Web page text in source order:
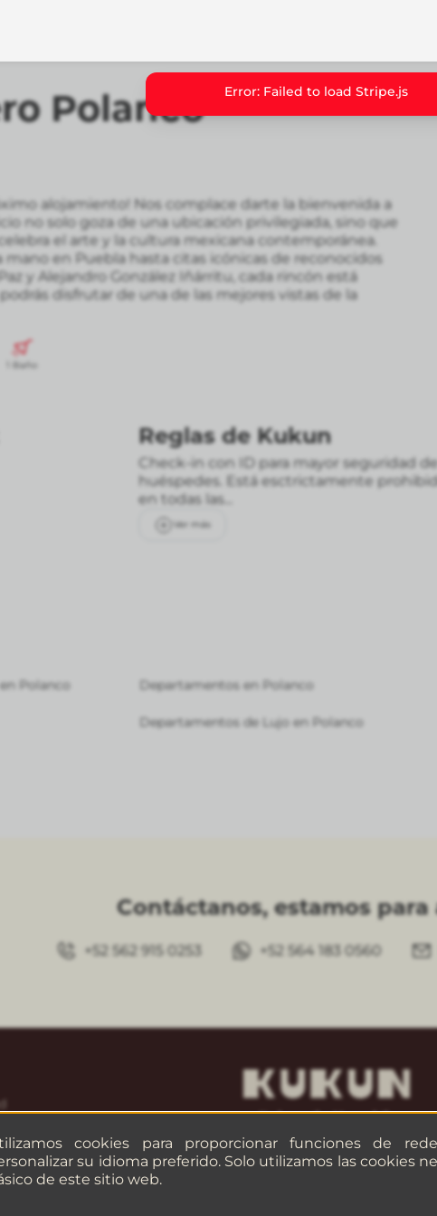
Polanco
alojamiento! Nos complace darte la bienvenida a
no solo goza de una ubicación privilegiada, sino que
el arte y la cultura mexicana contemporánea.
mano en Puebla hasta citas icónicas de reconocidos
y Alejandro González Iñárritu, cada rincón está
disfrutar de una de las mejores vistas de la
1 Baño
Reglas de Kukun
Check-in con ID para mayor seguridad
huéspedes. Está esctrictamente
en todas las...
Ver más
Polanco Departamentos en Polanco
Departamentos de Lujo en Polanco
Contáctanos, estamos para
+52 562 915 0253 +52 564 183 0560
Error: Failed to load Stripe.js
cookies para proporcionar funciones de
su idioma preferido. Solo utilizamos las cookies
de este sitio web.